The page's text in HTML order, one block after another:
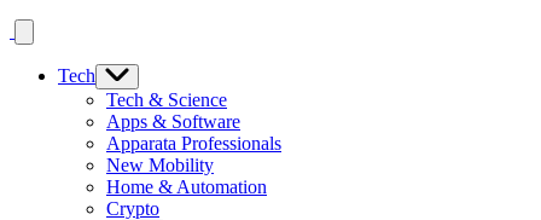
Tech
Tech & Science
Apps & Software
Apparata Professionals
New Mobility
Home & Automation
Crypto